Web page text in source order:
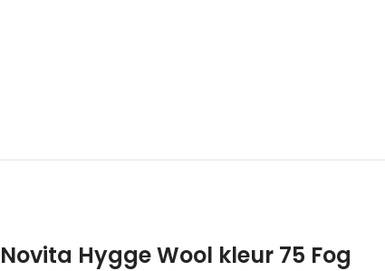
Novita Hygge Wool kleur 75 Fog